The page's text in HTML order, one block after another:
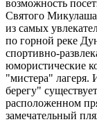
возможность
Святого
из самых
по горной реке
спортивно-
юмористические
"мистера" лагеря.
берегу"
расположенном
замечательный